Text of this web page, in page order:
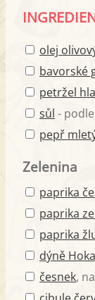
olej
bavorské
petržel
sůl -
pepř
Zelenina
paprika
paprika
paprika
dýně
česnek,